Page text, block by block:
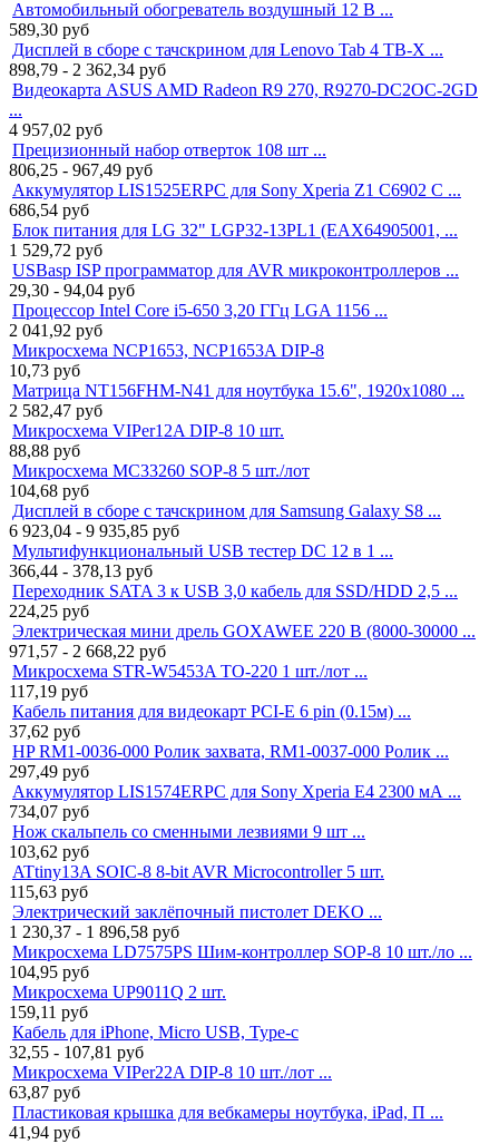
Автомобильный обогреватель воздушный 12 В ...
589,30 руб
Дисплей в сборе с тачскрином для Lenovo Tab 4 TB-X ...
898,79 - 2 362,34 руб
Видеокарта ASUS AMD Radeon R9 270, R9270-DC2OC-2GD
...
4 957,02 руб
Прецизионный набор отверток 108 шт ...
806,25 - 967,49 руб
Аккумулятор LIS1525ERPC для Sony Xperia Z1 C6902 C ...
686,54 руб
Блок питания для LG 32" LGP32-13PL1 (EAX64905001, ...
1 529,72 руб
USBasp ISP программатор для AVR микроконтроллеров ...
29,30 - 94,04 руб
Процессор Intel Core i5-650 3,20 ГГц LGA 1156 ...
2 041,92 руб
Микросхема NCP1653, NCP1653A DIP-8
10,73 руб
Матрица NT156FHM-N41 для ноутбука 15.6", 1920x1080 ...
2 582,47 руб
Микросхема VIPer12A DIP-8 10 шт.
88,88 руб
Микросхема MC33260 SOP-8 5 шт./лот
104,68 руб
Дисплей в сборе с тачскрином для Samsung Galaxy S8 ...
6 923,04 - 9 935,85 руб
Мультифункциональный USB тестер DC 12 в 1 ...
366,44 - 378,13 руб
Переходник SATA 3 к USB 3,0 кабель для SSD/HDD 2,5 ...
224,25 руб
Электрическая мини дрель GOXAWEE 220 В (8000-30000 ...
971,57 - 2 668,22 руб
Микросхема STR-W5453A TO-220 1 шт./лот ...
117,19 руб
Кабель питания для видеокарт PCI-E 6 pin (0.15м) ...
37,62 руб
HP RM1-0036-000 Ролик захвата, RM1-0037-000 Ролик ...
297,49 руб
Аккумулятор LIS1574ERPC для Sony Xperia E4 2300 мА ...
734,07 руб
Нож скальпель со сменными лезвиями 9 шт ...
103,62 руб
ATtiny13A SOIC-8 8-bit AVR Microcontroller 5 шт.
115,63 руб
Электрический заклёпочный пистолет DEKO ...
1 230,37 - 1 896,58 руб
Микросхема LD7575PS Шим-контроллер SOP-8 10 шт./ло ...
104,95 руб
Микросхема UP9011Q 2 шт.
159,11 руб
Кабель для iPhone, Micro USB, Type-c
32,55 - 107,81 руб
Микросхема VIPer22A DIP-8 10 шт./лот ...
63,87 руб
Пластиковая крышка для вебкамеры ноутбука, iPad, П ...
41,94 руб